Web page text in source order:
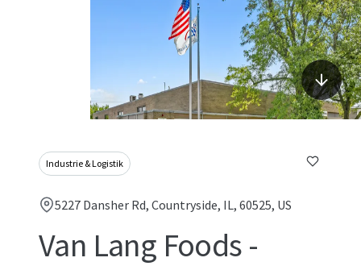
Industrie & Logistik
5227 Dansher Rd, Countryside, IL, 60525, US
Van Lang Foods -